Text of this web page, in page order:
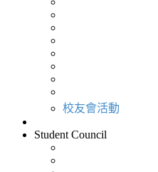
校友會活動
Student Council